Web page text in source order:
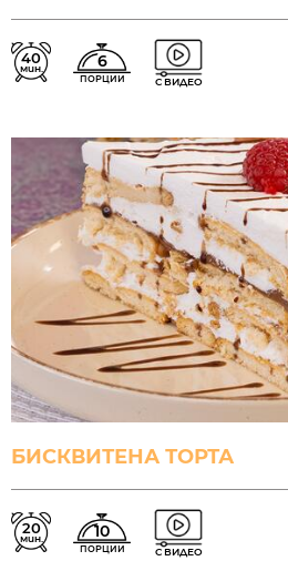
40
мин. 6
ПОРЦИИ С ВИДЕО
БИСКВИТЕНА ТОРТА
20
мин. 10
ПОРЦИИ С ВИДЕО